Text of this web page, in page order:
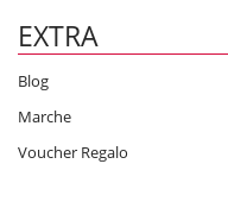
EXTRA
Blog
Marche
Voucher Regalo